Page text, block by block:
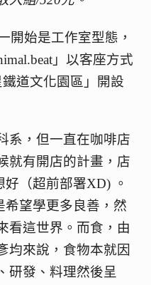
開始是工作室型態，
」以客座方式
道文化園區」開設
系，但一直在咖啡店
就有開店的計畫，店
（超前部署XD) 。
希望學更多良善，然
看這世界。而食，由
均來說，食物本就因
研發、料理然後呈